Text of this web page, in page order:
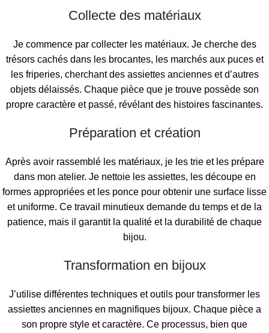
Collecte des matériaux
Je commence par collecter les matériaux. Je cherche des
trésors cachés dans les brocantes, les marchés aux puces et
les friperies, cherchant des assiettes anciennes et d’autres
objets délaissés. Chaque pièce que je trouve possède son
propre caractère et passé, révélant des histoires fascinantes.
Préparation et création
Après avoir rassemblé les matériaux, je les trie et les prépare
dans mon atelier. Je nettoie les assiettes, les découpe en
formes appropriées et les ponce pour obtenir une surface lisse
et uniforme. Ce travail minutieux demande du temps et de la
patience, mais il garantit la qualité et la durabilité de chaque
bijou.
Transformation en bijoux
J’utilise différentes techniques et outils pour transformer les
assiettes anciennes en magnifiques bijoux. Chaque pièce a
son propre style et caractère. Ce processus, bien que